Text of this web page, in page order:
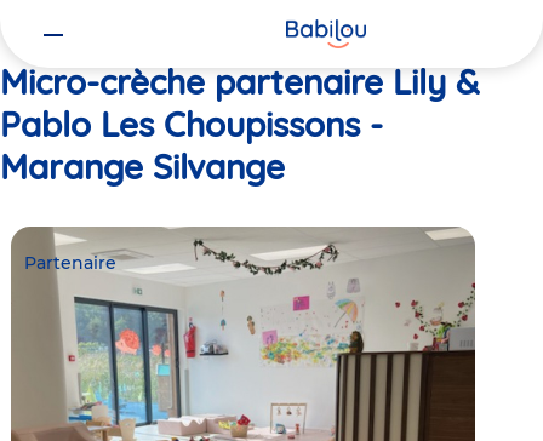
Micro-crèche partenaire Lily &
Pablo Les Choupissons -
Marange Silvange
Partenaire